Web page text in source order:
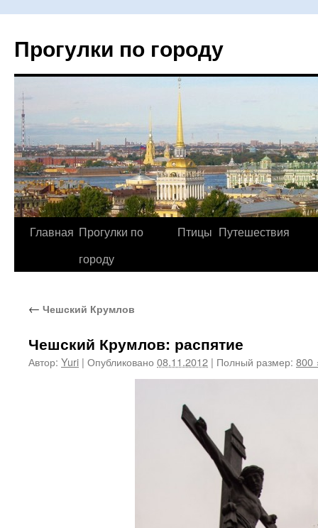
Прогулки по городу
Перейти
Главная Прогулки по
городу
Птицы Путешествия
← Чешский Крумлов
Чешский Крумлов: распятие
Автор: Yuri | Опубликовано 08.11.2012 | Полный размер: 800